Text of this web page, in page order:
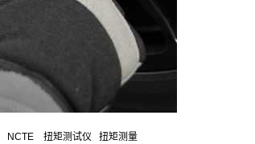
NCTE 扭矩测试仪 扭矩测量